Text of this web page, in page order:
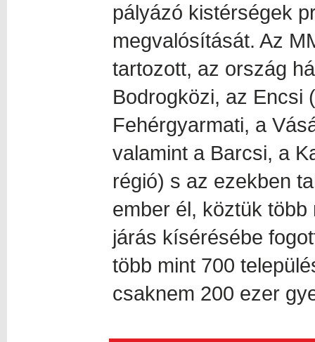
pályázó kistérségek
megvalósítását. Az
tartozott, az ország
Bodrogközi, az Encsi
Fehérgyarmati, a
valamint a Barcsi, a
régió) s az ezekben
ember él, köztük
járás kísérésébe
több mint 700
csaknem 200 ezer